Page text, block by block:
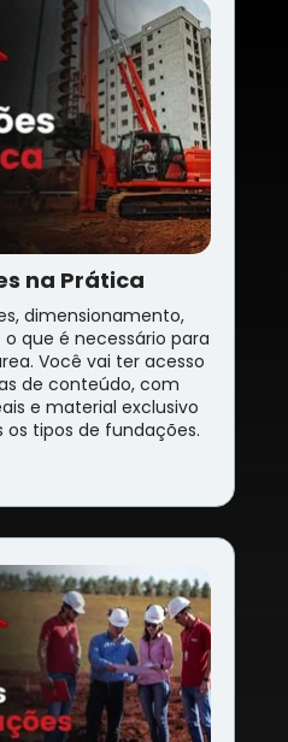
na Prática
dimensionamento,
que é necessário para
Você vai ter acesso
de conteúdo, com
e material exclusivo
os tipos de fundações.